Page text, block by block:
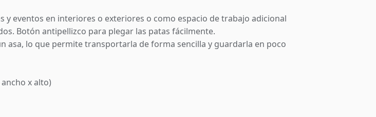
y eventos en interiores o exteriores o como espacio de trabajo adicional
Botón antipellizco para plegar las patas fácilmente.
asa, lo que permite transportarla de forma sencilla y guardarla en poco
x alto)